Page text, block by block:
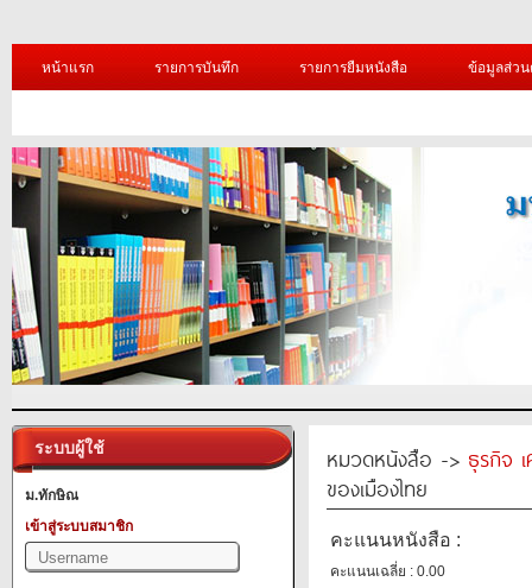
หน้าแรก รายการบันทึก รายการยืมหนังสือ ข้อมูลส่ว
ระบบผู้ใช้
ม.ทักษิณ
เข้าสู่ระบบสมาชิก
หมวดหนังสือ -> ธุรกิจ
ของเมืองไทย
คะแนนหนังสือ :
คะแนนเฉลี่ย : 0.00